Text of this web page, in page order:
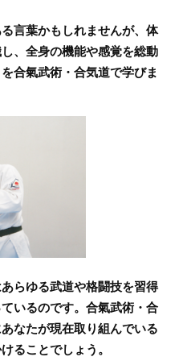
言葉かもしれませんが、体
、全身の機能や感覚を総動
合氣武術・合気道で学びま
らゆる武道や格闘技を習得
いるのです。合氣武術・合
なたが現在取り組んでいる
ることでしょう。